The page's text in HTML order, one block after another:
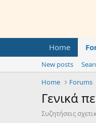
Home
New posts
Home
Forums
Γενικά
Συζητήσεις